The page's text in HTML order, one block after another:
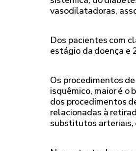
vasodilatadoras,
Dos pacientes com
estágio da doença e
Os procedimentos
isquêmico, maior é o
dos procedimentos
relacionadas à
substitutos arteriais,